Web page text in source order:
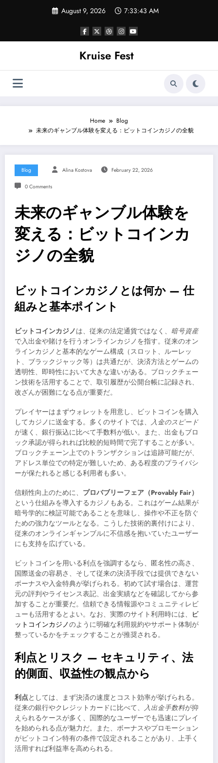
August 9, 2026 7:33:44 AM
Kruise Fest
Home
Blog
未来のギャンブル体験を変える：ビットコインカジノの全貌
Blog Alina Kostova February 22, 2026
0 Comments
未来のギャンブル体験を
変える：ビットコインカ
ジノの全貌
ビットコインカジノとは何か — 仕
組みと基本ポイント
ビットコインカジノは、従来の法定通貨ではなく、 暗号資産
で入出金や賭けを行うオンラインカジノを指す。従来のオン
ラインカジノと基本的なゲーム構成（スロット、ルーレッ
ト、ブラックジャック等）は共通だが、決済方法とゲームの
透明性、即時性において大きな違いがある。ブロックチェー
ン技術を活用することで、取引履歴が公開台帳に記録され、
改ざんが困難になる点が重要だ。
プレイヤーはまずウォレットを用意し、ビットコインを購入
してカジノに送金する。多くのサイトでは、 入金のスピード
が速く、銀行振込に比べて手数料が低い。また、出金もブロ
ック承認が得られれば比較的短時間で完了することが多い。
ブロックチェーン上でのトランザクションは追跡可能だが、
アドレス単位での特定が難しいため、ある程度のプライバシ
ーが保たれると感じる利用者も多い。
信頼性向上のために、 プロバブリーフェア（Provably Fair）
という仕組みを導入するカジノもある。これはゲーム結果が
暗号学的に検証可能であることを意味し、操作や不正を防ぐ
ための強力なツールとなる。こうした技術的裏付けにより、
従来のオンラインギャンブルに不信感を抱いていたユーザー
にも支持を広げている。
ビットコインを用いる利点を強調するなら、匿名性の高さ、
国際送金の容易さ、そして従来の決済手段では提供できない
ボーナスや入金特典が挙げられる。初めて試す場合は、運営
元の評判やライセンス表記、出金実績などを確認してから参
加することが重要だ。信頼できる情報源やコミュニティレビ
ューも活用するとよい。なお、実際のサイト利用時には、
ビ
ットコインカジノのように明確な利用規約やサポート体制が
整っているかをチェックすることが推奨される。
利点とリスク — セキュリティ、法
的側面、収益性の観点から
利点としては、まず決済の速度とコスト効率が挙げられる。
従来の銀行やクレジットカードに比べて、 入出金手数料が抑
えられるケースが多く、国際的なユーザーでも迅速にプレイ
を始められる点が魅力だ。また、ボーナスやプロモーション
がビットコイン特有の条件で設定されることがあり、上手く
活用すれば利益率を高められる。